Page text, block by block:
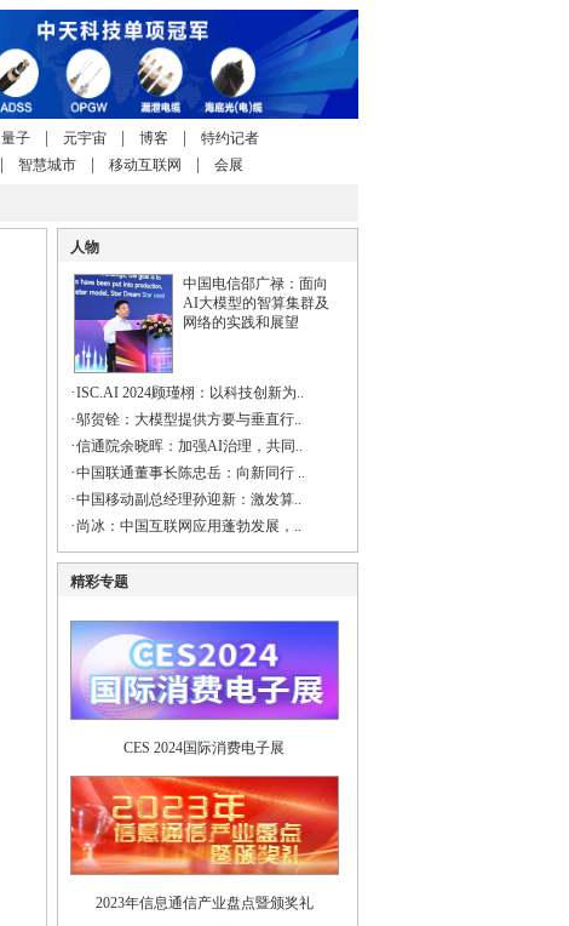
量子 元宇宙 博客
特约记者
智慧城市 移动互联网 会展
人物
中国电信邵广禄：面向
AI大模型的智算集群及
网络的实践和展望
·ISC.AI 2024顾瑾栩：以科技创新为..
·邬贺铨：大模型提供方要与垂直行..
·信通院余晓晖：加强AI治理，共同..
·中国联通董事长陈忠岳：向新同行 ..
·中国移动副总经理孙迎新：激发算..
·尚冰：中国互联网应用蓬勃发展，..
精彩专题
CES 2024国际消费电子展
2023年信息通信产业盘点暨颁奖礼